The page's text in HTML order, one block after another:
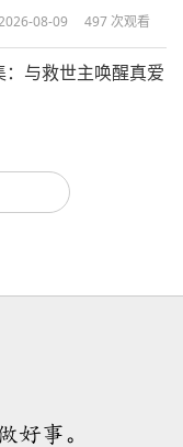
08-09 497 次观看
与救世主唤醒真爱
08-09
睡，等待主耶稣的人
好事。